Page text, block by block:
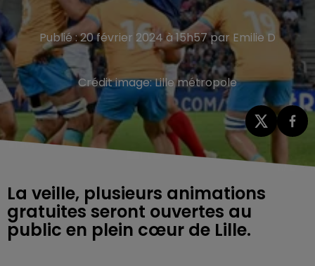
Publié : 20 février 2024 à 15h57 par Emilie D
Crédit image:Lille métropole
La veille, plusieurs animations
gratuites seront ouvertes au
public en plein cœur de Lille.